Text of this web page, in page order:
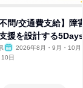
不問/交通費支給】障
援を設計する5Days
2026年8月・9月・10月
月日